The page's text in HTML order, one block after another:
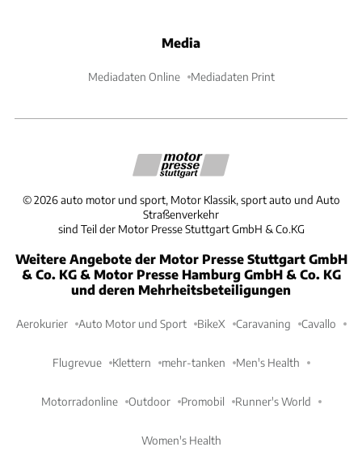
Media
Mediadaten Online Mediadaten Print
©2026 auto motor und sport, Motor Klassik, sport auto und Auto
Straßenverkehr
sind Teil der Motor Presse Stuttgart GmbH & Co.KG
Weitere Angebote der Motor Presse Stuttgart GmbH
& Co. KG & Motor Presse Hamburg GmbH & Co. KG
und deren Mehrheitsbeteiligungen
Aerokurier Auto Motor und Sport BikeX Caravaning Cavallo
Flugrevue Klettern mehr-tanken Men's Health
Motorradonline Outdoor Promobil Runner's World
Women's Health